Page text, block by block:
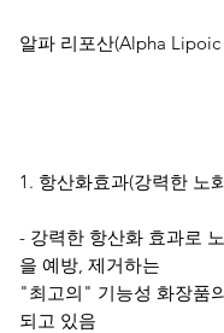
알파 리포산(Alpha
1. 항산화효과(강력한 노
- 강력한 항산화 효과로
을 예방, 제거하는
"최고의" 기능성 화장품
되고 있음